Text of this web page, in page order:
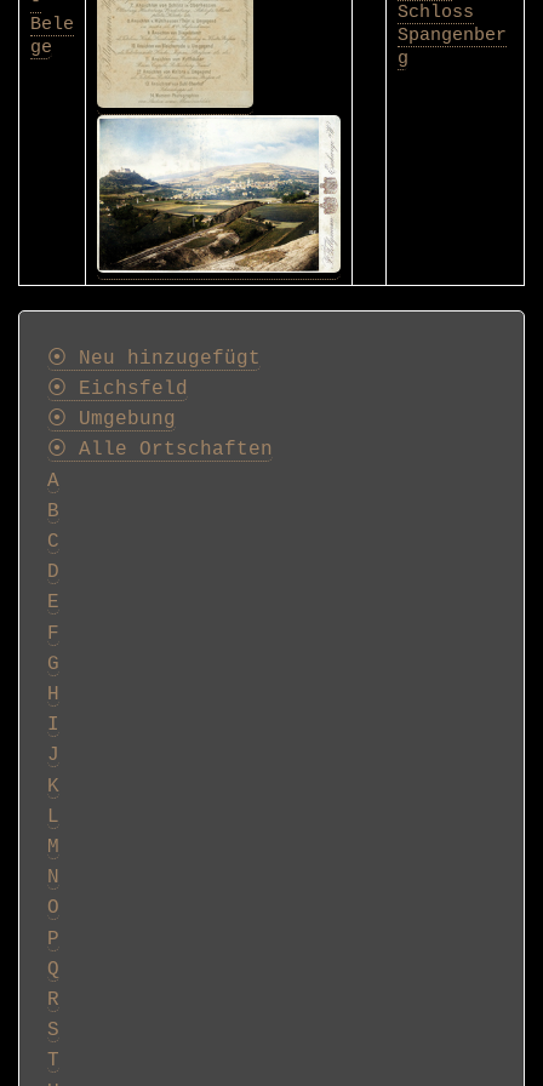
Bele
ge
Schloss
Spangenber
g
Postkarten
⦿ Neu hinzugefügt
⦿ Eichsfeld
⦿ Umgebung
⦿ Alle Ortschaften
A
B
C
D
E
F
G
H
I
J
K
L
M
N
O
P
Q
R
S
T